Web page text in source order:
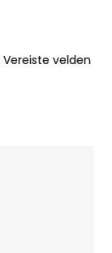
Vereiste velden